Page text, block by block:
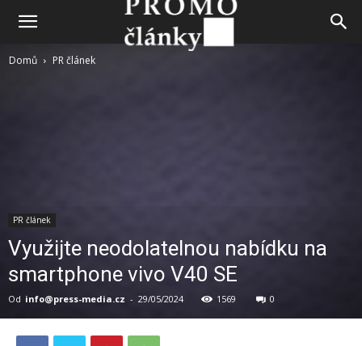
Domů PR článek
PR článek
Využijte neodolatelnou nabídku na
smartphone vivo V40 SE
Od info@press-media.cz - 29/05/2024 1569 0